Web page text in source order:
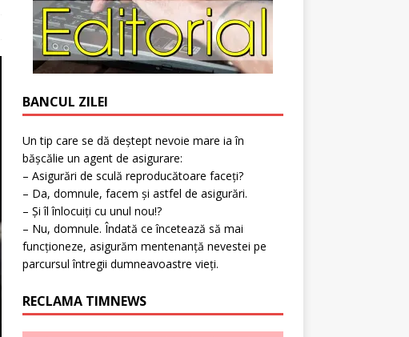
BANCUL ZILEI
Un tip care se dă deștept nevoie mare ia în
bășcălie un agent de asigurare:
– Asigurări de sculă reproducătoare faceți?
– Da, domnule, facem și astfel de asigurări.
– Și îl înlocuiți cu unul nou!?
– Nu, domnule. Îndată ce încetează să mai
funcționeze, asigurăm mentenanță nevestei pe
parcursul întregii dumneavoastre vieți.
RECLAMA TIMNEWS